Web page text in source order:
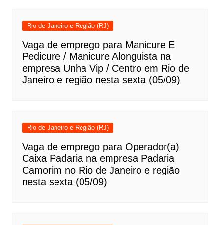
Rio de Janeiro e Região (RJ)
Vaga de emprego para Manicure E
Pedicure / Manicure Alonguista na
empresa Unha Vip / Centro em Rio de
Janeiro e região nesta sexta (05/09)
Rio de Janeiro e Região (RJ)
Vaga de emprego para Operador(a)
Caixa Padaria na empresa Padaria
Camorim no Rio de Janeiro e região
nesta sexta (05/09)